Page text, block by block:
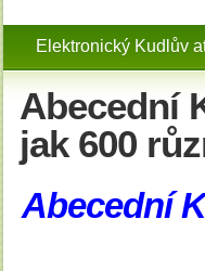
Elektronický Kudlův
Abecední
jak 600
Abecední